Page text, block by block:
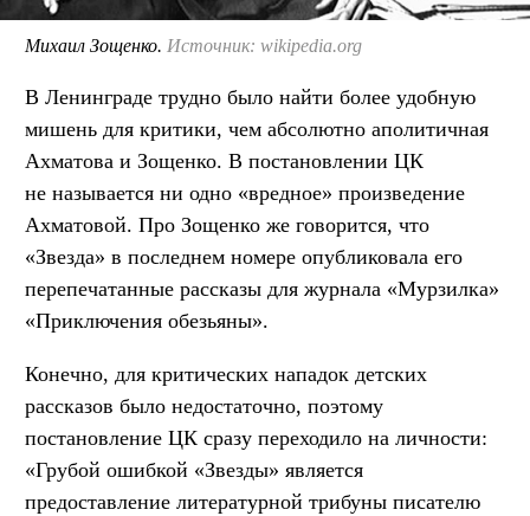
Михаил Зощенко. Источник: wikipedia.org
В Ленинграде трудно было найти более удобную
мишень для критики, чем абсолютно аполитичная
Ахматова и Зощенко. В постановлении ЦК
не называется ни одно «вредное» произведение
Ахматовой. Про Зощенко же говорится, что
«Звезда» в последнем номере опубликовала его
перепечатанные рассказы для журнала «Мурзилка»
«Приключения обезьяны».
Конечно, для критических нападок детских
рассказов было недостаточно, поэтому
постановление ЦК сразу переходило на личности:
«Грубой ошибкой «Звезды» является
предоставление литературной трибуны писателю